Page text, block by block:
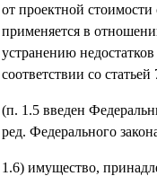
от проектной
применяется в
устранению недостатков
соответствии со
(п. 1.5 введен
ред. Федерального
1.6) имущество,